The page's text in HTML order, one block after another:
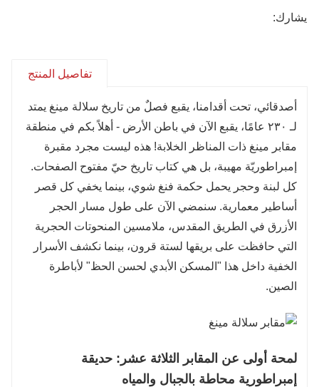
يشارك:
تفاصيل المنتج
أصدقائي، تحت أقدامنا، يقبع فصلٌ من تاريخ سلالة مينغ يمتد
لـ ٢٣٠ عامًا، يقبع الآن في باطن الأرض - أهلاً بكم في منطقة
مقابر مينغ ذات المناظر الخلابة! هذه ليست مجرد مقبرة
إمبراطوريّة مهيبة، بل هي كتاب تاريخ حيّ مفتوح الصفحات.
كل لبنة وحجر يحمل حكمة فنغ شوي، بينما يخفي كل قصر
أساطير معمارية. سنمضي الآن على طول مسار الحجر
الأزرق في الطريق المقدس، ملامسين المنحوتات الحجرية
التي حافظت على بريقها لستة قرون، بينما نكشف الأسرار
الخفية داخل هذا "المسكن الأبدي لحسن الحظ" لأباطرة
الصين.
لمحة أولى عن المقابر الثلاثة عشر: حديقة
إمبراطورية محاطة بالجبال والمياه